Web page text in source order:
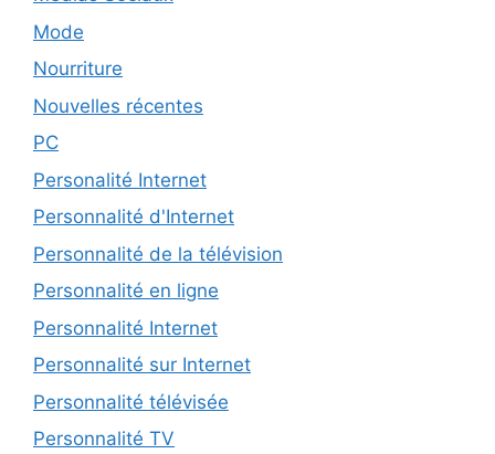
Mode
Nourriture
Nouvelles récentes
PC
Personalité Internet
Personnalité d'Internet
Personnalité de la télévision
Personnalité en ligne
Personnalité Internet
Personnalité sur Internet
Personnalité télévisée
Personnalité TV